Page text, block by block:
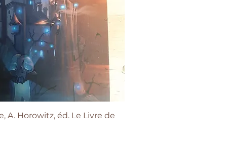
Quick View
A. Horowitz, éd. Le Livre de